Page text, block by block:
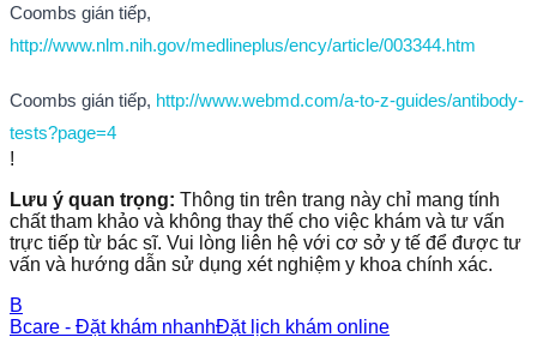
Coombs gián tiếp,
http://www.nlm.nih.gov/medlineplus/ency/article/003344.htm
Coombs gián tiếp, http://www.webmd.com/a-to-z-guides/antibody-
tests?page=4
!
Lưu ý quan trọng: Thông tin trên trang này chỉ mang tính
chất tham khảo và không thay thế cho việc khám và tư vấn
trực tiếp từ bác sĩ. Vui lòng liên hệ với cơ sở y tế để được tư
vấn và hướng dẫn sử dụng xét nghiệm y khoa chính xác.
B
Bcare - Đặt khám nhanhĐặt lịch khám online